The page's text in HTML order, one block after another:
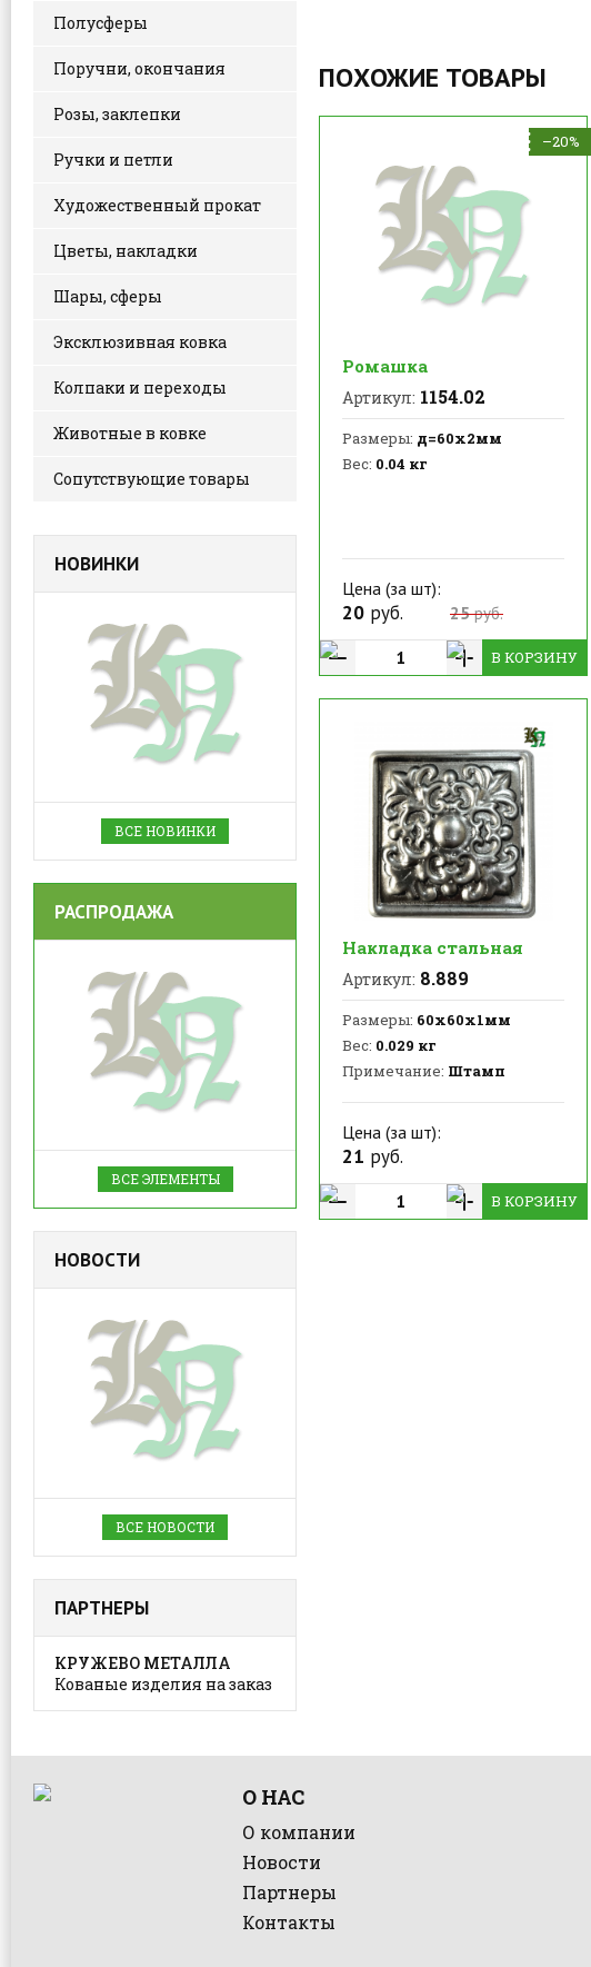
Полусферы
Поручни, окончания
Розы, заклепки
Ручки и петли
Художественный прокат
Цветы, накладки
Шары, сферы
Эксклюзивная ковка
Колпаки и переходы
Животные в ковке
Сопутствующие товары
НОВИНКИ
ВСЕ НОВИНКИ
РАСПРОДАЖА
ВСЕ ЭЛЕМЕНТЫ
НОВОСТИ
ВСЕ НОВОСТИ
ПАРТНЕРЫ
КРУЖЕВО МЕТАЛЛА
Кованые изделия на заказ
ПОХОЖИЕ ТОВАРЫ
–20%
Ромашка
Артикул: 1154.02
Размеры: д=60х2мм
Вес: 0.04 кг
Цена (за шт):
20 руб. 25руб.
В КОРЗИНУ
Накладка стальная
Артикул: 8.889
Размеры: 60х60х1мм
Вес: 0.029 кг
Примечание: Штамп
Цена (за шт):
21 руб.
В КОРЗИНУ
О НАС
О компании
Новости
Партнеры
Контакты